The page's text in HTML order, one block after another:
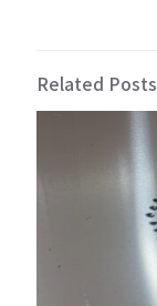
Related Posts